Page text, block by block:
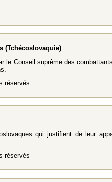
(Tchécoslovaquie)
le Conseil suprême des
réservés
qui justifient de leur
réservés